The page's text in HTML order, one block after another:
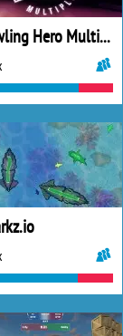
Bowling Hero Multiplayer